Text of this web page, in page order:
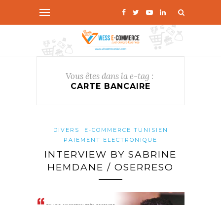
Vous êtes dans la e-tag :
CARTE BANCAIRE
DIVERS
E-COMMERCE TUNISIEN
PAIEMENT ELECTRONIQUE
INTERVIEW BY SABRINE
HEMDANE / OSERRESO